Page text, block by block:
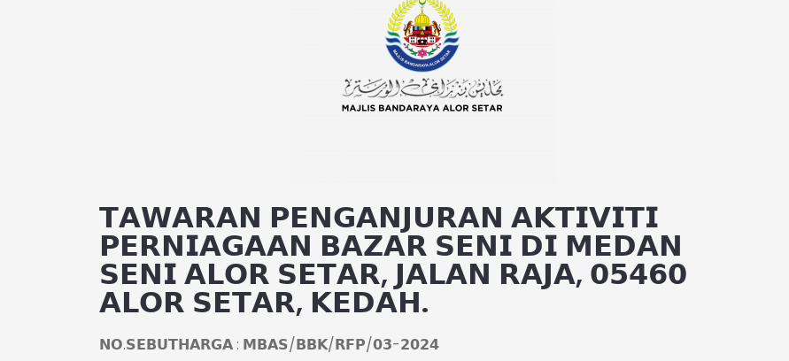
𝗧𝗔𝗪𝗔𝗥𝗔𝗡 𝗣𝗘𝗡𝗚𝗔𝗡𝗝𝗨𝗥𝗔𝗡 𝗔𝗞𝗧𝗜𝗩𝗜𝗧𝗜
𝗣𝗘𝗥𝗡𝗜𝗔𝗚𝗔𝗔𝗡 𝗕𝗔𝗭𝗔𝗥 𝗦𝗘𝗡𝗜 𝗗𝗜 𝗠𝗘𝗗𝗔𝗡
𝗦𝗘𝗡𝗜 𝗔𝗟𝗢𝗥 𝗦𝗘𝗧𝗔𝗥, 𝗝𝗔𝗟𝗔𝗡 𝗥𝗔𝗝𝗔, 𝟬𝟱𝟰𝟲𝟬
𝗔𝗟𝗢𝗥 𝗦𝗘𝗧𝗔𝗥, 𝗞𝗘𝗗𝗔𝗛.
𝗡𝗢.𝗦𝗘𝗕𝗨𝗧𝗛𝗔𝗥𝗚𝗔 : 𝗠𝗕𝗔𝗦/𝗕𝗕𝗞/𝗥𝗙𝗣/𝟬𝟯-𝟮𝟬𝟮𝟰